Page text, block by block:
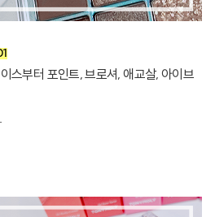
스부터 포인트, 브로셔, 애교살, 아이브